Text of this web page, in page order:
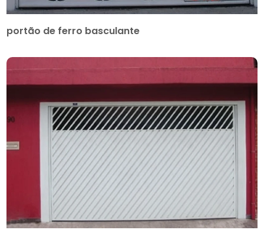
portão de ferro basculante